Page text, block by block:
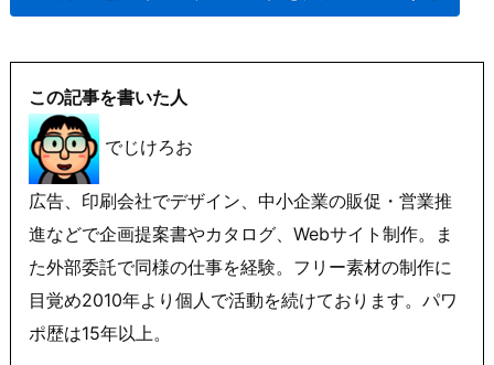
この記事を書いた人
でじけろお
広告、印刷会社でデザイン、中小企業の販促・営業推
進などで企画提案書やカタログ、Webサイト制作。ま
た外部委託で同様の仕事を経験。フリー素材の制作に
目覚め2010年より個人で活動を続けております。パワ
ポ歴は15年以上。